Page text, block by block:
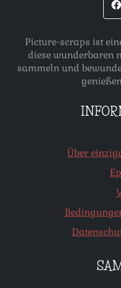
Picture-scraps ist
diese wunderbaren
sammeln und
Über